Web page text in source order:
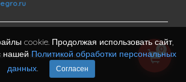
персональных данных
0
cookie. Продолжая использовать сайт,
нашей Политикой обработки персональных
данных
Согласен